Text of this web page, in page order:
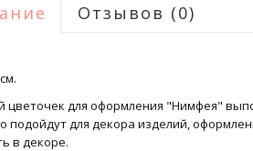
Отзывов (0)
цветочек для оформления "Нимфея"
подойдут для декора изделий,
в декоре.